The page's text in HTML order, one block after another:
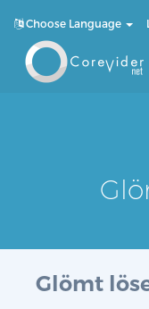
Choose Language
Glömt